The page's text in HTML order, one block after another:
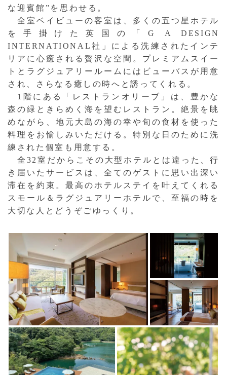
な迎賓館”を思わせる。
全室ベイビューの客室は、多くの五つ星ホテル
を手掛けた英国の「G A DESIGN
INTERNATIONAL社」による洗練されたインテ
リアに心癒される贅沢な空間。プレミアムスイー
トとラグジュアリールームにはビューバスが用意
され、さらなる癒しの時へと誘ってくれる。
1階にある「レストランオリーブ」は、豊かな
森の緑ときらめく海を望むレストラン。絶景を眺
めながら、地元大島の海の幸や旬の食材を使った
料理をお愉しみいただける。特別な日のために洗
練された個室も用意する。
全32室だからこその大型ホテルとは違った、行
き届いたサービスは、全てのゲストに思い出深い
滞在を約束。最高のホテルステイを叶えてくれる
スモール＆ラグジュアリーホテルで、至福の時を
大切な人とどうぞごゆっくり。